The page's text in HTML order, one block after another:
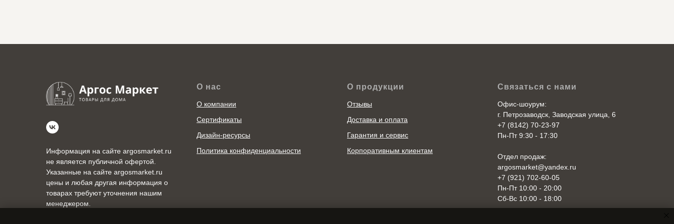
Информация на сайте argosmarket.ru
не является публичной офертой.
Указанные на сайте argosmarket.ru
цены и любая другая информация о
товарах требуют уточнения нашим
менеджером.
О нас
О компании
Сертификаты
Дизайн-ресурсы
Политика конфиденциальности
О продукции
Отзывы
Доставка и оплата
Гарантия и сервис
Корпоративным клиентам
Связаться с нами
Офис-шоурум:
г. Петрозаводск, Заводская улица, 6
+7 (8142) 70-23-97
Пн-Пт 9:30 - 17:30
Отдел продаж:
argosmarket@yandex.ru
+7 (921) 702-60-05
Пн-Пт 10:00 - 20:00
Cб-Вс 10:00 - 18:00